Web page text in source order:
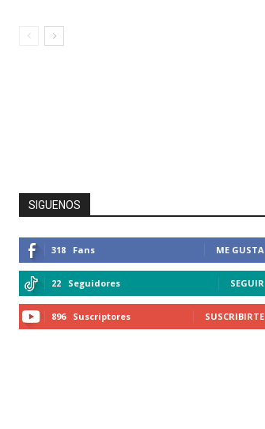
SIGUENOS
318 Fans ME GUSTA
22 Seguidores SEGUIR
896 Suscriptores SUSCRIBIRTE